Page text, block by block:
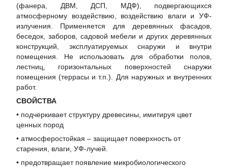
(фанера, ДВМ, ДСП, МДФ), подвергающихся
атмосферному воздействию, воздействию влаги и УФ-
излучения. Применяется для деревянных фасадов,
беседок, заборов, садовой мебели и других деревянных
конструкций, эксплуатируемых снаружи и внутри
помещения. Не использовать для обработки полов,
лестниц, горизонтальных поверхностей снаружи
помещения (террасы и т.п.). Для наружных и внутренних
работ.
СВОЙСТВА
• подчеркивает структуру древесины, имитируя цвет
ценных пород
• атмосферостойкая – защищает поверхность от
старения, влаги, УФ-лучей.
• предотвращает появление микробиологического